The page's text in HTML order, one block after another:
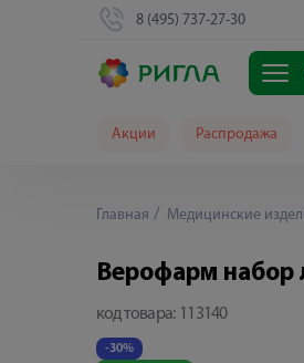
8 (495) 737-27-30
Акции Распродажа
Главная Медицинские
Верофарм набор
код товара: 113140
-30%